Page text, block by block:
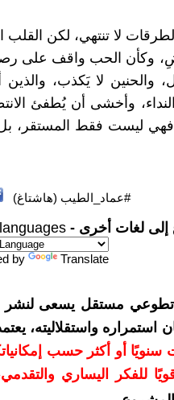
لا تنتهي، لكن
وكأن الحب واقف على
والحنين لا يَكذب،
وأخشى أن يُطفئ
ليست فقط المستقر، بل
#عماد_الطيب (هاشتاغ)
إلى لغات أخرى -
by Translate
مستقل يسعى لنشر قيم
استمراره واستقلاليته،
10 دولارات سنويًا أو أكثر
للفكر اليساري والتقدمي